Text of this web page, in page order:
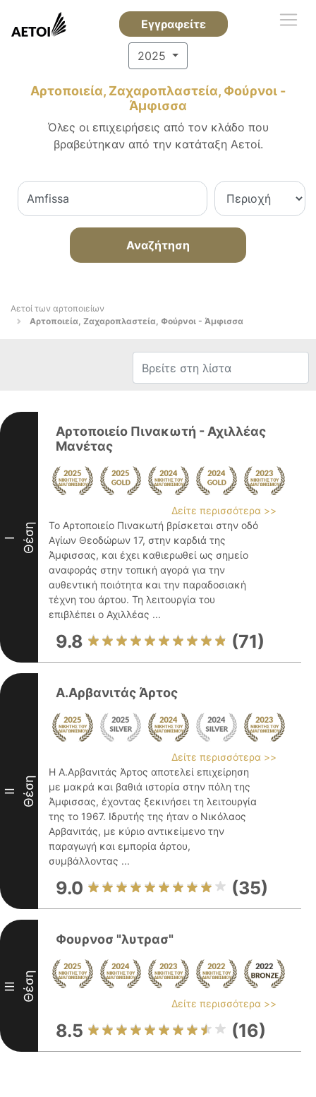
Εγγραφείτε
2025
Αρτοποιεία, Ζαχαροπλαστεία, Φούρνοι -
Άμφισσα
Όλες οι επιχειρήσεις από τον κλάδο που
βραβεύτηκαν από την κατάταξη Αετοί.
Αναζήτηση
Αετοί των αρτοποιείων
Αρτοποιεία, Ζαχαροπλαστεία, Φούρνοι - Άμφισσα
I Θέση
Αρτοποιείο Πινακωτή - Αχιλλέας
Μανέτας
Δείτε περισσότερα >>
Το Αρτοποιείο Πινακωτή βρίσκεται στην οδό
Αγίων Θεοδώρων 17, στην καρδιά της
Άμφισσας, και έχει καθιερωθεί ως σημείο
αναφοράς στην τοπική αγορά για την
αυθεντική ποιότητα και την παραδοσιακή
τέχνη του άρτου. Τη λειτουργία του
επιβλέπει ο Αχιλλέας ...
9.8 (71)
II Θέση
Α.Αρβανιτάς Άρτος
Δείτε περισσότερα >>
Η Α.Αρβανιτάς Άρτος αποτελεί επιχείρηση
με μακρά και βαθιά ιστορία στην πόλη της
Άμφισσας, έχοντας ξεκινήσει τη λειτουργία
της το 1967. Ιδρυτής της ήταν ο Νικόλαος
Αρβανιτάς, με κύριο αντικείμενο την
παραγωγή και εμπορία άρτου,
συμβάλλοντας ...
9.0 (35)
III Θέση
Φουρνοσ "λυτρασ"
Δείτε περισσότερα >>
8.5 (16)